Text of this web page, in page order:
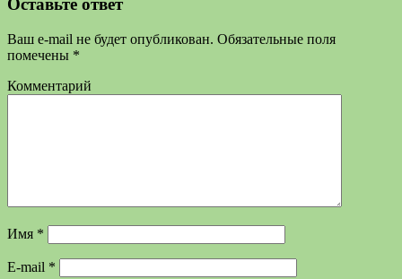
Оставьте ответ
Ваш e-mail не будет опубликован. Обязательные поля
помечены *
Комментарий
Имя *
E-mail *